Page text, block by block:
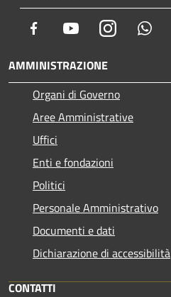
Facebook YoutubeInstagram
AMMINISTRAZIONE
Organi di Governo
Aree Amministrative
Uffici
Enti e fondazioni
Politici
Personale Amministrativo
Documenti e dati
Dichiarazione di accessibilità
CONTATTI